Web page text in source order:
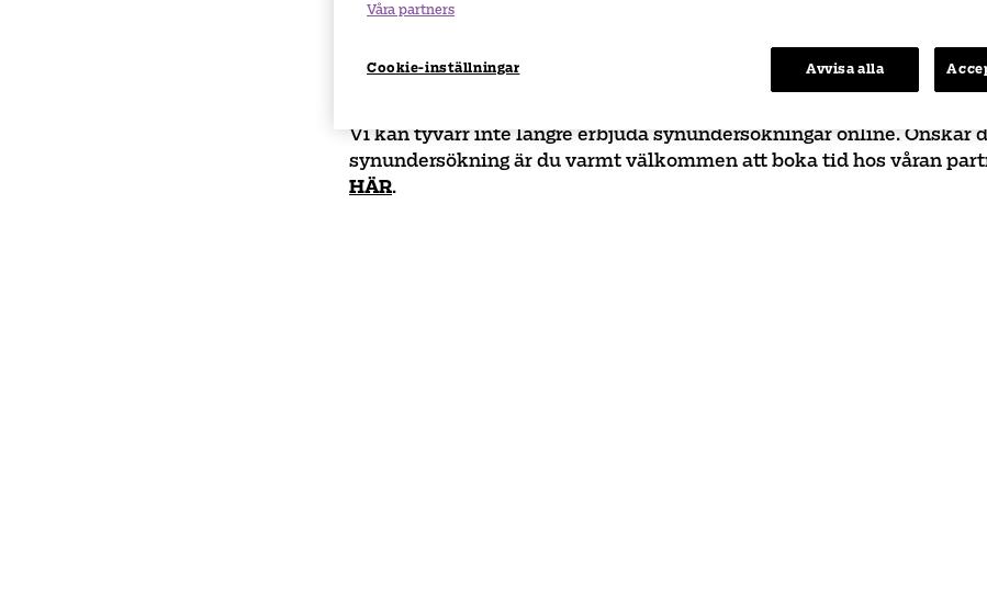
Vi kan tyvärr inte längre erbjuda synundersökningar online. Önskar
synundersökning är du varmt välkommen att boka tid hos våran
HÄR.
Våra partners
Cookie-inställningar Avvisa alla